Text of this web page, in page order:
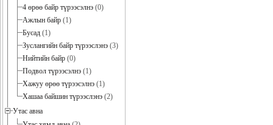
4 өрөө байр түрээсэлнэ (0)
Ажлын байр (1)
Бусад (1)
Зуслангийн байр түрээслэнэ (3)
Нийтийн байр (0)
Подвол түрээсэлнэ (1)
Хажуу өрөө түрээсэлнэ (1)
Хашаа байшин түрээслэнэ (2)
Утас авна